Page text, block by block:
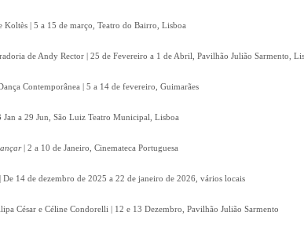
Koltès | 5 a 15 de março, Teatro do Bairro, Lisboa
de Andy Rector | 25 de Fevereiro a 1 de Abril, Pavilhão Julião Sarmento,
Contemporânea | 5 a 14 de fevereiro, Guimarães
Jan a 29 Jun, São Luiz Teatro Municipal, Lisboa
| 2 a 10 de Janeiro, Cinemateca Portuguesa
De 14 de dezembro de 2025 a 22 de janeiro de 2026, vários locais
César e Céline Condorelli | 12 e 13 Dezembro, Pavilhão Julião Sarmento